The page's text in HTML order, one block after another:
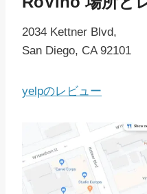
2034 Kettner Blvd,
San Diego, CA 92101
yelpのレビュー